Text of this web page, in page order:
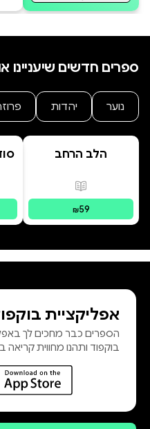
ספרים חדשים שיעניינו
נוער יהדות
הלב הרחב
פורמטים זמינים
₪59
אפליקציית
הספרים כבר מחכים לך
בוקפוד ותהנו מחווית